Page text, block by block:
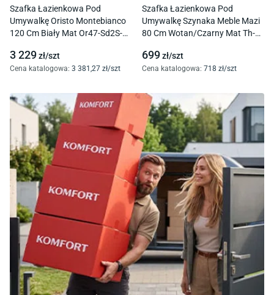
Szafka Łazienkowa Pod
Umywalkę Oristo Montebianco
120 Cm Biały Mat Or47-Sd2S-
3 229zł/szt
Cena katalogowa: 3 381 ,27 zł/szt
Szafka Łazienkowa Pod
Umywalkę Szynaka Meble Mazi
80 Cm Wotan/Czarny Mat Th-
699zł/szt
Cena katalogowa: 718 zł/szt